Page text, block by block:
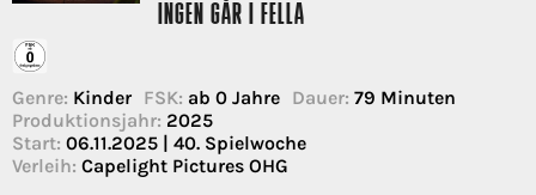
INGEN GÅR I FELLA
Genre: Kinder FSK: ab 0 Jahre Dauer: 79 Minuten
Produktionsjahr: 2025
Start: 06.11.2025 | 40. Spielwoche
Verleih: Capelight Pictures OHG